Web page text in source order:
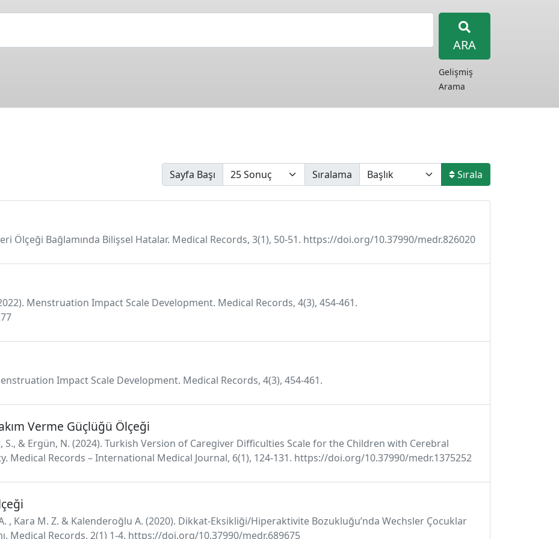
ARA
Gelişmiş
Arama
Sayfa Başı Sıralama Sırala
Ölçeği Bağlamında Bilişsel Hatalar. Medical Records, 3(1), 50-51. https://doi.org/10.37990/medr.826020
Menstruation Impact Scale Development. Medical Records, 4(3), 454-461.
Impact Scale Development. Medical Records, 4(3), 454-461.
Verme Güçlüğü Ölçeği
S., & Ergün, N. (2024). Turkish Version of Caregiver Difficulties Scale for the Children with Cerebral
Medical Records – International Medical Journal, 6(1), 124-131. https://doi.org/10.37990/medr.1375252
, Kara M. Z. & Kalenderoğlu A. (2020). Dikkat-Eksikliği/Hiperaktivite Bozukluğu’nda Wechsler Çocuklar
Medical Records, 2(1) 1-4. https://doi.org/10.37990/medr.689675